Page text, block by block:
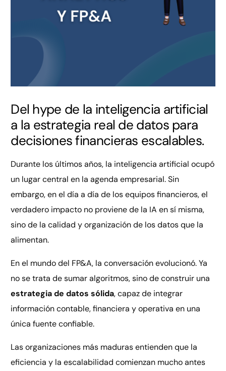
Del hype de la inteligencia artificial
a la estrategia real de datos para
decisiones financieras escalables.
Durante los últimos años, la inteligencia artificial ocupó
un lugar central en la agenda empresarial. Sin
embargo, en el día a día de los equipos financieros, el
verdadero impacto no proviene de la IA en sí misma,
sino de la calidad y organización de los datos que la
alimentan.
En el mundo del FP&A, la conversación evolucionó. Ya
no se trata de sumar algoritmos, sino de construir una
estrategia de datos sólida, capaz de integrar
información contable, financiera y operativa en una
única fuente confiable.
Las organizaciones más maduras entienden que la
eficiencia y la escalabilidad comienzan mucho antes